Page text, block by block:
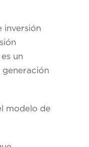
inversión
un
modelo de